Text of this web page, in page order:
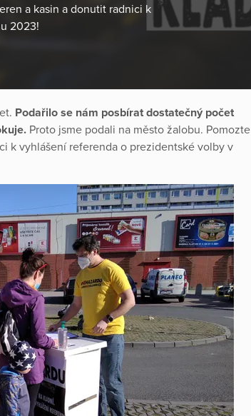
a kasin a donutit radnici k
2023!
Podařilo se nám posbírat dostatečný počet
Proto jsme podali na město žalobu. Pomozte
k vyhlášení referenda o prezidentské volby v